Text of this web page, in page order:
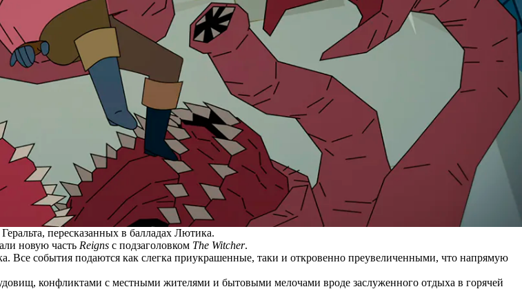
пересказанных в балладах Лютика.
новую часть Reigns с подзаголовком The Witcher.
Все события подаются как слегка приукрашенные, таки и откровенно преувеличенными, что напрямую
конфликтами с местными жителями и бытовыми мелочами вроде заслуженного отдыха в горячей